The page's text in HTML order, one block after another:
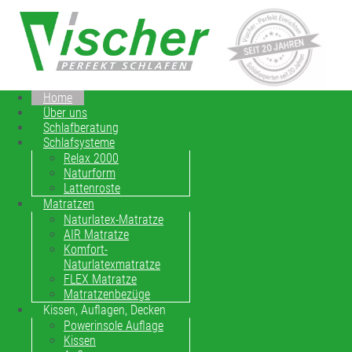
Home
Über uns
Schlafberatung
Schlafsysteme
Relax 2000
Naturform
Lattenroste
Matratzen
Naturlatex-Matratze
AIR Matratze
Komfort-
Naturlatexmatratze
FLEX Matratze
Matratzenbezüge
Kissen, Auflagen, Decken
Powerinsole Auflage
Kissen